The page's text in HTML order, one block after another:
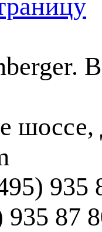
935
87